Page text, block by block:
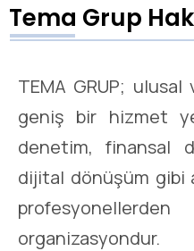
Tema Grup
TEMA GRUP;
geniş bir hizmet
denetim, finansal
dijital dönüşüm gibi
organizasyondur.